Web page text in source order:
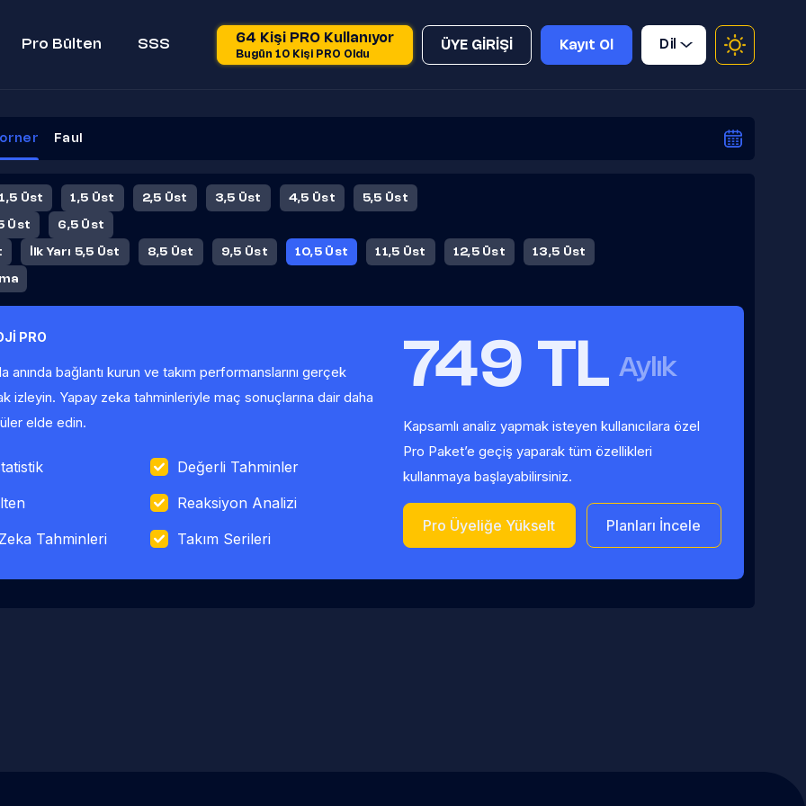
Pro Bülten SSS 64 Kişi PRO Kullanıyor
Bugün 10 Kişi PRO Oldu
ÜYE GİRİŞİ Kayıt Ol Dil
Faul
Üst 1,5 Üst 2,5 Üst 3,5 Üst 4,5 Üst 5,5 Üst
Üst 6,5 Üst
İlk Yarı 5,5 Üst 8,5 Üst 9,5 Üst 10,5 Üst 11,5 Üst 12,5 Üst 13,5 Üst
PRO
anında bağlantı kurun ve takım performanslarını gerçek
izleyin. Yapay zeka tahminleriyle maç sonuçlarına dair daha
elde edin.
Değerli Tahminler
Reaksiyon Analizi
Tahminleri
Takım Serileri
749 TL Aylık
Kapsamlı analiz yapmak isteyen kullanıcılara özel
Pro Paket’e geçiş yaparak tüm özellikleri
kullanmaya başlayabilirsiniz.
Pro Üyeliğe Yükselt Planları İncele